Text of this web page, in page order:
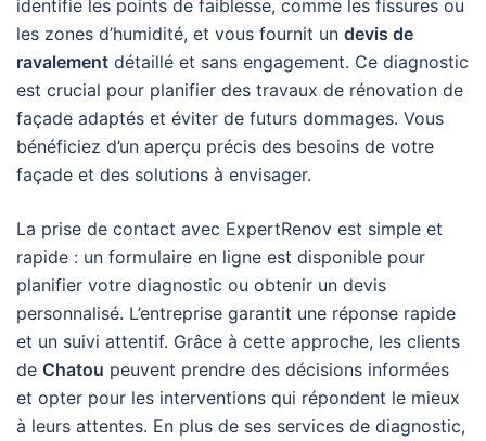
identifie les points de faiblesse, comme les fissures ou
les zones d’humidité, et vous fournit un devis de
ravalement détaillé et sans engagement. Ce diagnostic
est crucial pour planifier des travaux de rénovation de
façade adaptés et éviter de futurs dommages. Vous
bénéficiez d’un aperçu précis des besoins de votre
façade et des solutions à envisager.
La prise de contact avec ExpertRenov est simple et
rapide : un formulaire en ligne est disponible pour
planifier votre diagnostic ou obtenir un devis
personnalisé. L’entreprise garantit une réponse rapide
et un suivi attentif. Grâce à cette approche, les clients
de Chatou peuvent prendre des décisions informées
et opter pour les interventions qui répondent le mieux
à leurs attentes. En plus de ses services de diagnostic,